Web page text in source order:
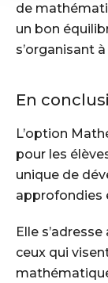
de
un bon
s’organisant à
En
L’option
pour les
unique de
approfondies
Elle
ceux qui